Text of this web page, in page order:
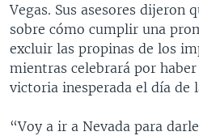
Vegas. Sus asesores dijeron
sobre cómo cumplir una
excluir las propinas de los
mientras celebrará por
victoria inesperada el día de
“Voy a ir a Nevada para